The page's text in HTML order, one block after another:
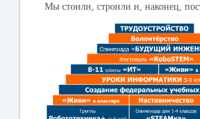
Мы стоили, строили и, наконец,